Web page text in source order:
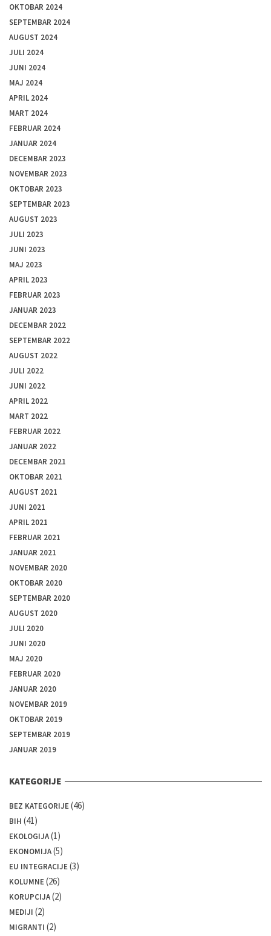
OKTOBAR 2024
SEPTEMBAR 2024
AUGUST 2024
JULI 2024
JUNI 2024
MAJ 2024
APRIL 2024
MART 2024
FEBRUAR 2024
JANUAR 2024
DECEMBAR 2023
NOVEMBAR 2023
OKTOBAR 2023
SEPTEMBAR 2023
AUGUST 2023
JULI 2023
JUNI 2023
MAJ 2023
APRIL 2023
FEBRUAR 2023
JANUAR 2023
DECEMBAR 2022
SEPTEMBAR 2022
AUGUST 2022
JULI 2022
JUNI 2022
APRIL 2022
MART 2022
FEBRUAR 2022
JANUAR 2022
DECEMBAR 2021
OKTOBAR 2021
AUGUST 2021
JUNI 2021
APRIL 2021
FEBRUAR 2021
JANUAR 2021
NOVEMBAR 2020
OKTOBAR 2020
SEPTEMBAR 2020
AUGUST 2020
JULI 2020
JUNI 2020
MAJ 2020
FEBRUAR 2020
JANUAR 2020
NOVEMBAR 2019
OKTOBAR 2019
SEPTEMBAR 2019
JANUAR 2019
KATEGORIJE
BEZ KATEGORIJE(46)
BIH (41)
EKOLOGIJA(1)
EKONOMIJA(5)
EU INTEGRACIJE(3)
KOLUMNE(26)
KORUPCIJA(2)
MEDIJI (2)
MIGRANTI (2)